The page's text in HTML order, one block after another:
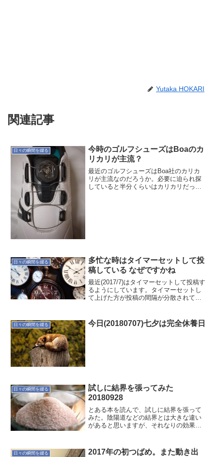
Yutaka HOKARI
関連記事
日々の瞬間を綴る
今時のゴルフシューズはBoaのカ
リカリが主流？
最近のゴルフシューズはBoa社のカリカ
リが主流なのだろうか。必要に迫られ探
していると半分くらいはカリカリだっ
日々の瞬間を綴る
多忙な時はタイマーセットして投
稿している なぜですかね
最近(2017/7)はタイマーセットして投稿す
るようにしています。タイマーセットし
て上げた方が投稿の間隔が分散されて良
ーセットする感じですね。自分でも不思
議です。まぁ、...
日々の瞬間を綴る 今日(20180707)七夕は完全休養日
日々の瞬間を綴る
試しに結界を張ってみた
20180928
とある本を読んで、試しに結界を張って
みた。陰陽道などの結界とは大きな違い
があると思いますが、それなりの効果は
かなぁ。波動を上げていこう！
日々の瞬間を綴る
2017年の初つばめ。また動き出